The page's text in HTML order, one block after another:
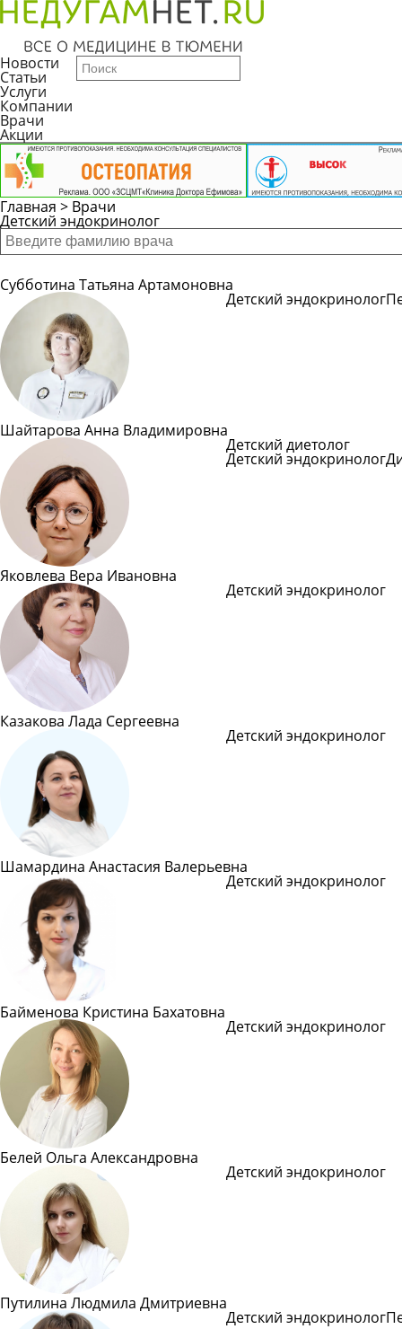
Новости
Статьи
Услуги
Компании
Врачи
Акции
Главная > Врачи
Детский эндокринолог
Субботина Татьяна Артамоновна
Детский эндокринолог
Шайтарова Анна Владимировна
Детский диетолог
Детский эндокринолог
Яковлева Вера Ивановна
Детский эндокринолог
Казакова Лада Сергеевна
Детский эндокринолог
Шамардина Анастасия Валерьевна
Детский эндокринолог
Байменова Кристина Бахатовна
Детский эндокринолог
Белей Ольга Александровна
Детский эндокринолог
Путилина Людмила Дмитриевна
Детский эндокринолог